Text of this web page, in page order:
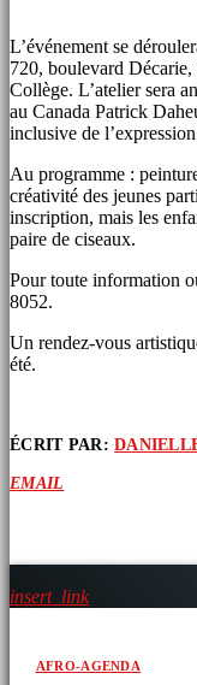
L’événement se
720, boulevard
Collège. L’atelier sera
au Canada Patrick
inclusive de
Au programme :
créativité des jeunes
inscription, mais les
paire de ciseaux.
Pour toute information
8052.
Un rendez-vous
été.
ÉCRIT PAR:
EMAIL
insert_link
AFRO-AGENDA